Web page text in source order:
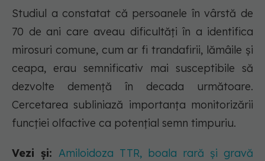
Studiul a constatat că persoanele în vârstă de
70 de ani care aveau dificultăți în a identifica
mirosuri comune, cum ar fi trandafirii, lămâile și
ceapa, erau semnificativ mai susceptibile să
dezvolte demență în decada următoare.
Cercetarea subliniază importanța monitorizării
funcției olfactive ca potențial semn timpuriu.
Vezi și: Amiloidoza TTR, boala rară și gravă